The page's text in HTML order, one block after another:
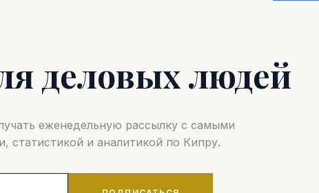
деловых людей
еженедельную рассылку с самыми
статистикой и аналитикой по Кипру.